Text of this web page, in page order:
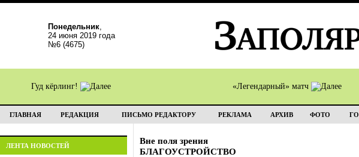
Понедельник,
24 июня 2019 года
№6 (4675)
Гуд кёрлинг! «Легендарный» матч
ГЛАВНАЯ РЕДАКЦИЯ ПИСЬМО РЕДАКТОРУ РЕКЛАМА АРХИВ ФОТО
ЛЕНТА НОВОСТЕЙ
Вне поля зрения
БЛАГОУСТРОЙСТВО